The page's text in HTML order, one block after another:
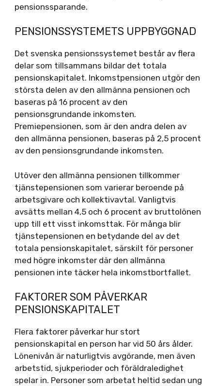
pensionssparande.
PENSIONSSYSTEMETS UPPBYGGNAD
Det svenska pensionssystemet består av flera
delar som tillsammans bildar det totala
pensionskapitalet. Inkomstpensionen utgör den
största delen av den allmänna pensionen och
baseras på 16 procent av den
pensionsgrundande inkomsten.
Premiepensionen, som är den andra delen av
den allmänna pensionen, baseras på 2,5 procent
av den pensionsgrundande inkomsten.
Utöver den allmänna pensionen tillkommer
tjänstepensionen som varierar beroende på
arbetsgivare och kollektivavtal. Vanligtvis
avsätts mellan 4,5 och 6 procent av bruttolönen
upp till ett visst inkomsttak. För många blir
tjänstepensionen en betydande del av det
totala pensionskapitalet, särskilt för personer
med högre inkomster där den allmänna
pensionen inte täcker hela inkomstbortfallet.
FAKTORER SOM PÅVERKAR
PENSIONSKAPITALET
Flera faktorer påverkar hur stort
pensionskapital en person har vid 50 års ålder.
Lönenivån är naturligtvis avgörande, men även
arbetstid, sjukperioder och föräldraledighet
spelar in. Personer som arbetat heltid sedan ung